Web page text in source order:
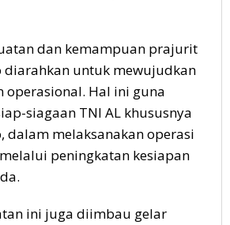
dan kemampuan prajurit
diarahkan untuk mewujudkan
operasional. Hal ini guna
siagaan TNI AL khususnya
dalam melaksanakan operasi
peningkatan kesiapan
ini juga diimbau gelar